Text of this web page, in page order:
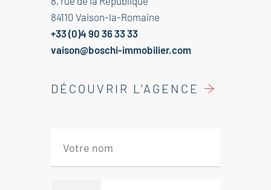
Couloir 2 m²
Salle d'eau 6 m²
WC 2 m²
Chambre avec placard 14 m²
84110 Vaison-la-Romaine
+33 (0)4 90 36 33 33
vaison@boschi-immobilier.com
DÉCOUVRIR L'AGENCE